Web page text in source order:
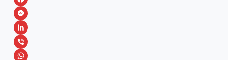
F
a
c
e
M
e
s
L
iV